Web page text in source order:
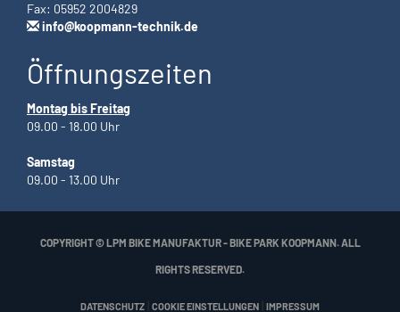
Fax: 05952 2004829
info@koopmann-technik.de
Öffnungszeiten
Montag bis Freitag
09.00 - 18.00 Uhr
Samstag
09.00 - 13.00 Uhr
COPYRIGHT © LPM BIKE MANUFAKTUR - BIKE PARK KOOPMANN. ALL
RIGHTS RESERVED.
DATENSCHUTZ COOKIE EINSTELLUNGEN IMPRESSUM